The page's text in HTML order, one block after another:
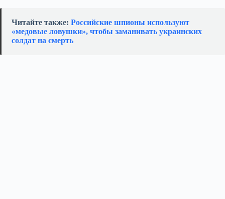
Читайте также: Российские шпионы используют
«медовые ловушки», чтобы заманивать украинских
солдат на смерть